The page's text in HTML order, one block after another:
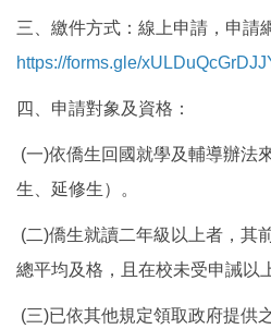
三、繳件方式：線上申請，申請
https://forms.gle/
四、申請對象及資格：
(一)依僑生回國就學及輔導辦法
生、延修生）。
(二)僑生就讀二年級以上者，其
總平均及格，且在校未受申誡以
(三)已依其他規定領取政府提供